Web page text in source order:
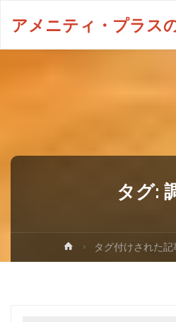
アメニティ・プラス
タグ:
タグ付けされた記